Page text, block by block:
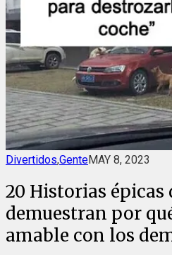
Divertidos,GenteMAY 8, 2023
20 Historias épicas
demuestran por
amable con los